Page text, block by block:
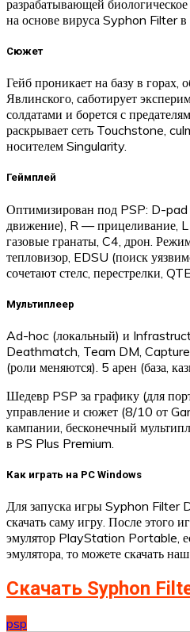
разрабатывающей
на основе вируса Syphon Filter в
Сюжет
Гейб проникает на базу в горах,
Явлинского, саботирует
солдатами и борется с
раскрывает сеть Touchstone,
носителем Singularity.​
Геймплей
Оптимизирован под PSP: D-pad
движение), R — прицеливание,
газовые гранаты, C4, дрон.
тепловизор, EDSU (поиск
сочетают стелс, перестрелки,
Мультиплеер
Ad-hoc (локальный) и
Deathmatch, Team DM,
(роли меняются). 5 арен (база,
Шедевр PSP за графику (для
управление и сюжет (8/10 от
кампании, бесконечный
в PS Plus Premium.
Как играть на PC Windows
Для запуска игры Syphon Filter
скачать саму игру. После этого
эмулятор PlayStation Portable,
эмулятора, то можете скачать
Скачать Syphon
psp